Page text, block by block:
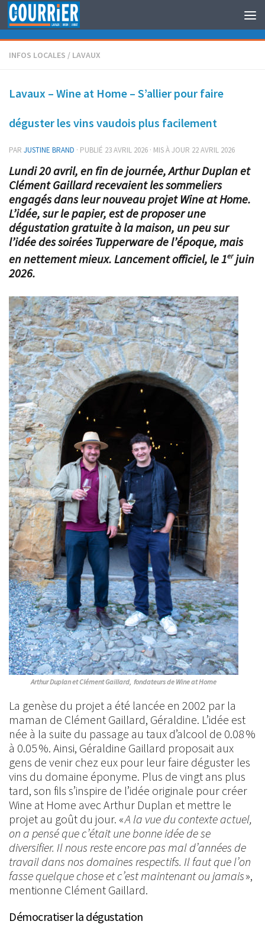
Au dessous du contenu
INFOS LOCALES / LAVAUX
Lavaux – Wine at Home – S’allier pour faire
déguster les vins vaudois plus facilement
PAR JUSTINE BRAND · PUBLIÉ 23 AVRIL 2026 · MIS À JOUR 22 AVRIL 2026
Lundi 20 avril, en fin de journée, Arthur Duplan et
Clément Gaillard recevaient les sommeliers
engagés dans leur nouveau projet Wine at Home.
L’idée, sur le papier, est de proposer une
dégustation gratuite à la maison, un peu sur
l’idée des soirées Tupperware de l’époque, mais
en nettement mieux. Lancement officiel, le 1erjuin
2026.
Arthur Duplan et Clément Gaillard, fondateurs de Wine at Home
La genèse du projet a été lancée en 2002 par la
maman de Clément Gaillard, Géraldine. L’idée est
née à la suite du passage au taux d’alcool de 0.08 %
à 0.05 %. Ainsi, Géraldine Gaillard proposait aux
gens de venir chez eux pour leur faire déguster les
vins du domaine éponyme. Plus de vingt ans plus
tard, son fils s’inspire de l’idée originale pour créer
Wine at Home avec Arthur Duplan et mettre le
projet au goût du jour. «A la vue du contexte actuel,
on a pensé que c’était une bonne idée de se
diversifier. Il nous reste encore pas mal d’années de
travail dans nos domaines respectifs. Il faut que l’on
fasse quelque chose et c’est maintenant ou jamais»,
mentionne Clément Gaillard.
Démocratiser la dégustation